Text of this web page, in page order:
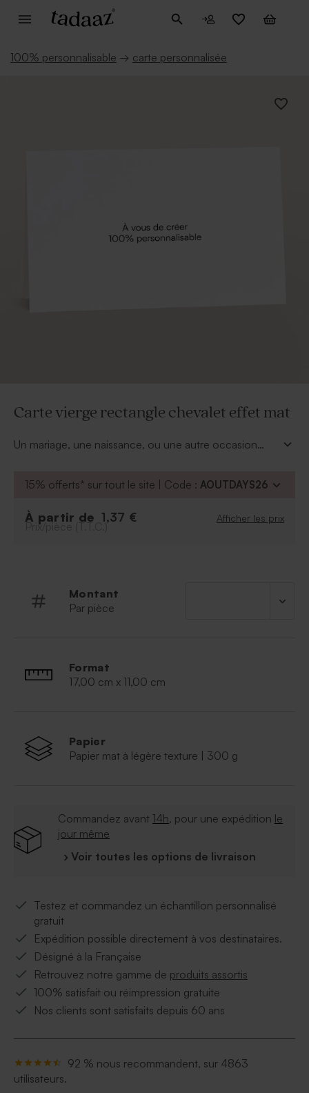
100% personnalisable → carte personnalisée
Carte vierge rectangle chevalet effet mat
Un mariage, une naissance, ou une autre occasion
rectangle effet matvous y aidera ! Le format original
meilleur allié dans la personnalisation de votre
15% offerts* sur tout le site | Code : AOUTDAYS26
À partir de 1,37 € Afficher les prix
Prix/pièce (T.T.C.)
Montant
Par pièce
Format
17,00 cm x 11,00 cm
Papier
Papier mat à légère texture | 300 g
Commandez avant 14h, pour une expédition le
jour même
› Voir toutes les options de livraison
Testez et commandez un échantillon personnalisé
gratuit
Expédition possible directement à vos destinataires.
Désigné à la Française
Retrouvez notre gamme de produits assortis
100% satisfait ou réimpression gratuite
Nos clients sont satisfaits depuis 60 ans
92 % nous recommandent, sur 4863
utilisateurs.